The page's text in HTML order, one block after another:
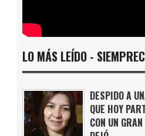
LO MÁS LEÍDO -
DESPIDO A
QUE HOY
CON UN